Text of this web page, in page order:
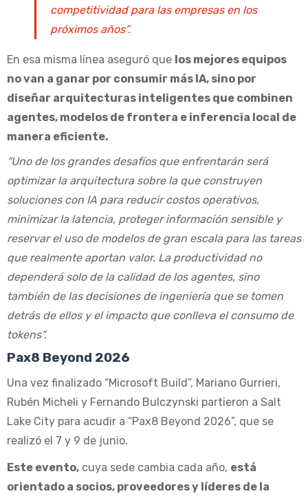
competitividad para las empresas en los
próximos años”.
En esa misma línea aseguró que los mejores equipos
no van a ganar por consumir más IA, sino por
diseñar arquitecturas inteligentes que combinen
agentes, modelos de frontera e inferencia local de
manera eficiente.
“Uno de los grandes desafíos que enfrentarán será
optimizar la arquitectura sobre la que construyen
soluciones con IA para reducir costos operativos,
minimizar la latencia, proteger información sensible y
reservar el uso de modelos de gran escala para las tareas
que realmente aportan valor. La productividad no
dependerá solo de la calidad de los agentes, sino
también de las decisiones de ingeniería que se tomen
detrás de ellos y el impacto que conlleva el consumo de
tokens”.
Pax8 Beyond 2026
Una vez finalizado “Microsoft Build”, Mariano Gurrieri,
Rubén Micheli y Fernando Bulczynski partieron a Salt
Lake City para acudir a “Pax8 Beyond 2026”, que se
realizó el 7 y 9 de junio.
Este evento, cuya sede cambia cada año, está
orientado a socios, proveedores y líderes de la